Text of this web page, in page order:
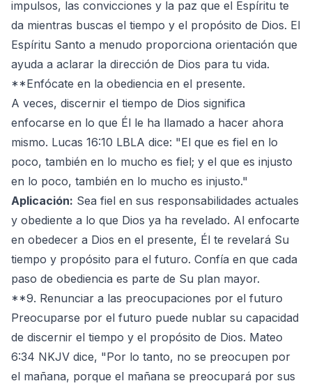
impulsos, las convicciones y la paz que el Espíritu te
da mientras buscas el tiempo y el propósito de Dios. El
Espíritu Santo a menudo proporciona orientación que
ayuda a aclarar la dirección de Dios para tu vida.
**Enfócate en la obediencia en el presente.
A veces, discernir el tiempo de Dios significa
enfocarse en lo que Él le ha llamado a hacer ahora
mismo. Lucas 16:10 LBLA dice: "El que es fiel en lo
poco, también en lo mucho es fiel; y el que es injusto
en lo poco, también en lo mucho es injusto."
Aplicación: Sea fiel en sus responsabilidades actuales
y obediente a lo que Dios ya ha revelado. Al enfocarte
en obedecer a Dios en el presente, Él te revelará Su
tiempo y propósito para el futuro. Confía en que cada
paso de obediencia es parte de Su plan mayor.
**9. Renunciar a las preocupaciones por el futuro
Preocuparse por el futuro puede nublar su capacidad
de discernir el tiempo y el propósito de Dios. Mateo
6:34 NKJV dice, "Por lo tanto, no se preocupen por
el mañana, porque el mañana se preocupará por sus